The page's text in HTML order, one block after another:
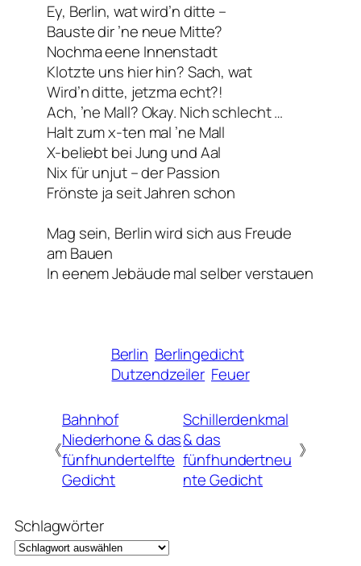
Ey, Berlin, wat wird’n ditte –
Bauste dir ’ne neue Mitte?
Nochma eene Innenstadt
Klotzte uns hier hin? Sach, wat
Wird’n ditte, jetzma echt?!
Ach, ’ne Mall? Okay. Nich schlecht …
Halt zum x-ten mal ’ne Mall
X-beliebt bei Jung und Aal
Nix für unjut – der Passion
Frönste ja seit Jahren schon
Mag sein, Berlin wird sich aus Freude
am Bauen
In eenem Jebäude mal selber verstauen
Berlin Berlingedicht
Dutzendzeiler Feuer
《
Bahnhof
Niederhone & das
fünfhundertelfte
Gedicht
Schillerdenkmal
& das
fünfhundertneu
nte Gedicht
》
Schlagwörter